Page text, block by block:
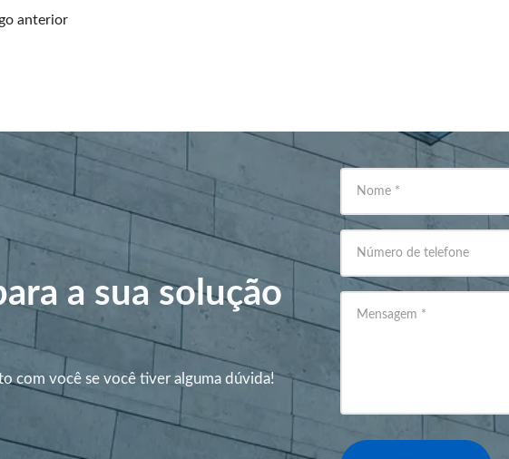
anterior
a sua solução
com você se você tiver alguma dúvida!
Nome *
Número de telefone
Mensagem *